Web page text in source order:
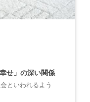
せ」の深い関係
といわれるよう